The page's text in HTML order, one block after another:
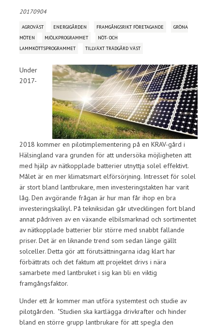
20170904
AGROVÄST ENERGIGÅRDEN FRAMGÅNGSRIKT FÖRETAGANDE
GRÖNA
MÖTEN
MJÖLKPROGRAMMET
NÖT- OCH
LAMMKÖTTSPROGRAMMET
TILLVÄXT TRÄDGÅRD VÄST
Under
2017-
2018 kommer en pilotimplementering på en KRAV-gård i
Hälsingland vara grunden för att undersöka möjligheten att
med hjälp av nätkopplade batterier utnyttja solel effektivt.
Målet är en mer klimatsmart elförsörjning. Intresset för solel
är stort bland lantbrukare, men investeringstakten har varit
låg. Den avgörande frågan är hur man får ihop en bra
investeringskalkyl. På tekniksidan går utvecklingen fort bland
annat pådriven av en växande elbilsmarknad och sortimentet
av nätkopplade batterier blir större med snabbt fallande
priser. Det är en liknande trend som sedan länge gällt
solceller. Detta gör att förutsättningarna idag klart har
förbättrats och det faktum att projektet drivs i nära
samarbete med lantbruket i sig kan bli en viktig
framgångsfaktor.
Under ett år kommer man utföra systemtest och studie av
pilotgården. "Studien ska kartlägga drivkrafter och hinder
bland en större grupp lantbrukare för att spegla den